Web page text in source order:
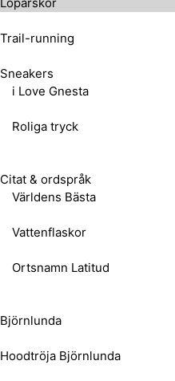
Trail-running
Sneakers
i Love Gnesta
Roliga tryck
Citat & ordspråk
Världens Bästa
Vattenflaskor
Ortsnamn Latitud
Björnlunda
Hoodtröja Björnlunda